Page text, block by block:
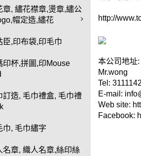
章, 繡花襟章,燙章,繡公
帽定造,繡花
臣,印布袋,印毛巾
印杯,拼圖,印Mouse
訂造, 毛巾禮盒, 毛巾禮
巾, 毛巾繡字
名章, 織人名章,絲印絲
http://
本公司地址
Mr.wong
Tel:
E-mail:
Web site:
Facebook: